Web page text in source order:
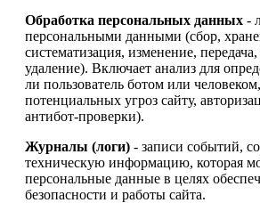
Обработка персональных данных -
персональными данными (сбор,
систематизация, изменение,
удаление). Включает анализ для
ли пользователь ботом или
потенциальных угроз сайту,
антибот-проверки).
Журналы (логи) - записи событий,
техническую информацию, которая
персональные данные в целях
безопасности и работы сайта.